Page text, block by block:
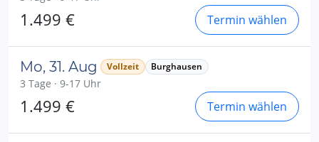
1.499 € Termin wählen
Mo, 31. Aug Vollzeit Burghausen
3 Tage · 9-17 Uhr
1.499 € Termin wählen